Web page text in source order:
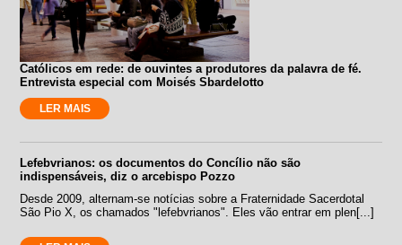
Católicos em rede: de ouvintes a produtores da palavra de fé.
Entrevista especial com Moisés Sbardelotto
LER MAIS
Lefebvrianos: os documentos do Concílio não são
indispensáveis, diz o arcebispo Pozzo
Desde 2009, alternam-se notícias sobre a Fraternidade Sacerdotal
São Pio X, os chamados "lefebvrianos". Eles vão entrar em plen[...]